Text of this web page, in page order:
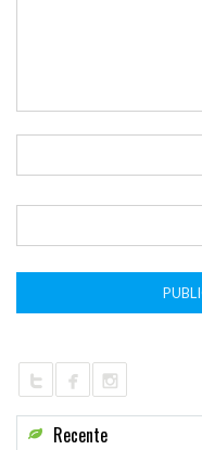
Recente